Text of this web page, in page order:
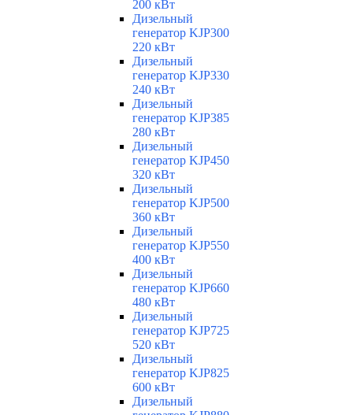
200 кВт
Дизельный
генератор KJP300
220 кВт
Дизельный
генератор KJP330
240 кВт
Дизельный
генератор KJP385
280 кВт
Дизельный
генератор KJP450
320 кВт
Дизельный
генератор KJP500
360 кВт
Дизельный
генератор KJP550
400 кВт
Дизельный
генератор KJP660
480 кВт
Дизельный
генератор KJP725
520 кВт
Дизельный
генератор KJP825
600 кВт
Дизельный